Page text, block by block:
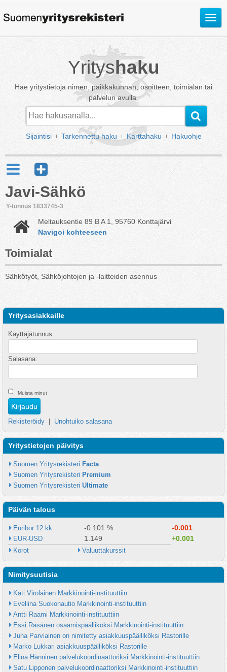
Avaa
Yrityshaku
Hae yritystietoja nimen, paikkakunnan, osoitteen, toimialan tai
palvelun avulla.
Sijaintisi Tarkennettu haku Karttahaku Hakuohje
Javi-Sähkö
Y-tunnus 1833745-3
Meltauksentie 89 B A 1, 95760 Konttajärvi
Navigoi kohteeseen
Toimialat
Sähkötyöt, Sähköjohtojen ja -laitteiden asennus
Yritysasiakkaille
Käyttäjätunnus:
Salasana:
Muista minut
Rekisteröidy Unohtuiko salasana
Yritystietojen päivitys
Suomen Yritysrekisteri Facta
Suomen Yritysrekisteri Premium
Suomen Yritysrekisteri Ultimate
Päivän talous
Euribor 12 kk -0.101 % -0.001
EUR-USD 1.149 +0.001
Korot Valuuttakurssit
Nimitysuutisia
Kati Virolainen Markkinointi-instituuttiin
Eveliina Suokonautio Markkinointi-instituuttiin
Antti Raami Markkinointi-instituuttiin
Essi Räsänen osaamispäälliköksi Markkinointi-instituuttiin
Juha Parviainen on nimitetty asiakkuuspäälliköksi Rastorille
Marko Lukkari asiakkuuspäälliköksi Rastorille
Elina Hänninen palvelukoordinaattoriksi Markkinointi-instituuttiin
Satu Lipponen palvelukoordinaattoriksi Markkinointi-instituuttiin